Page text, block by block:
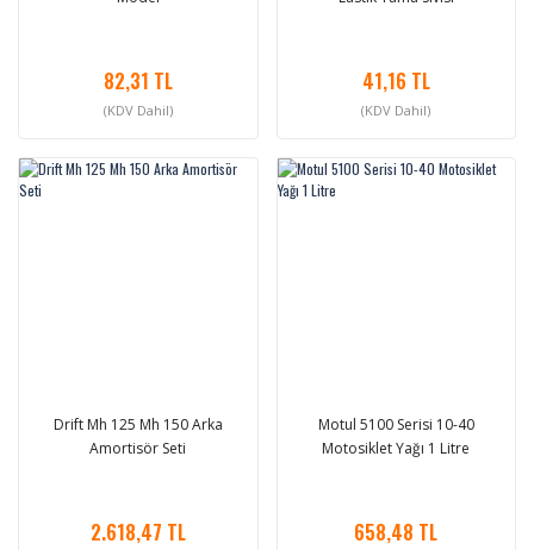
82,31 TL
(KDV Dahil)
41,16 TL
(KDV Dahil)
Drift Mh 125 Mh 150 Arka
Amortisör Seti
2.618,47 TL
Motul 5100 Serisi 10-40
Motosiklet Yağı 1 Litre
658,48 TL